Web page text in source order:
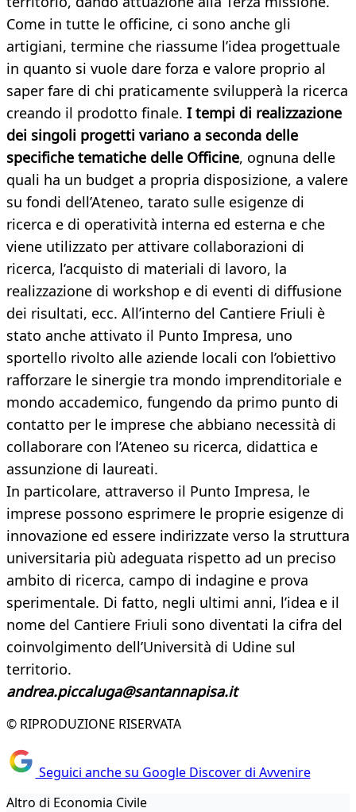
Come in tutte le officine, ci sono anche gli
artigiani, termine che riassume l’idea progettuale
in quanto si vuole dare forza e valore proprio al
saper fare di chi praticamente svilupperà la ricerca
creando il prodotto finale. I tempi di realizzazione
dei singoli progetti variano a seconda delle
specifiche tematiche delle Officine, ognuna delle
quali ha un budget a propria disposizione, a valere
su fondi dell’Ateneo, tarato sulle esigenze di
ricerca e di operatività interna ed esterna e che
viene utilizzato per attivare collaborazioni di
ricerca, l’acquisto di materiali di lavoro, la
realizzazione di workshop e di eventi di diffusione
dei risultati, ecc. All’interno del Cantiere Friuli è
stato anche attivato il Punto Impresa, uno
sportello rivolto alle aziende locali con l’obiettivo
rafforzare le sinergie tra mondo imprenditoriale e
mondo accademico, fungendo da primo punto di
contatto per le imprese che abbiano necessità di
collaborare con l’Ateneo su ricerca, didattica e
assunzione di laureati.
In particolare, attraverso il Punto Impresa, le
imprese possono esprimere le proprie esigenze di
innovazione ed essere indirizzate verso la struttura
universitaria più adeguata rispetto ad un preciso
ambito di ricerca, campo di indagine e prova
sperimentale. Di fatto, negli ultimi anni, l’idea e il
nome del Cantiere Friuli sono diventati la cifra del
coinvolgimento dell’Università di Udine sul
territorio.
andrea.piccaluga@santannapisa.it
© RIPRODUZIONE RISERVATA
Seguici anche su Google Discover di Avvenire
Altro di Economia Civile